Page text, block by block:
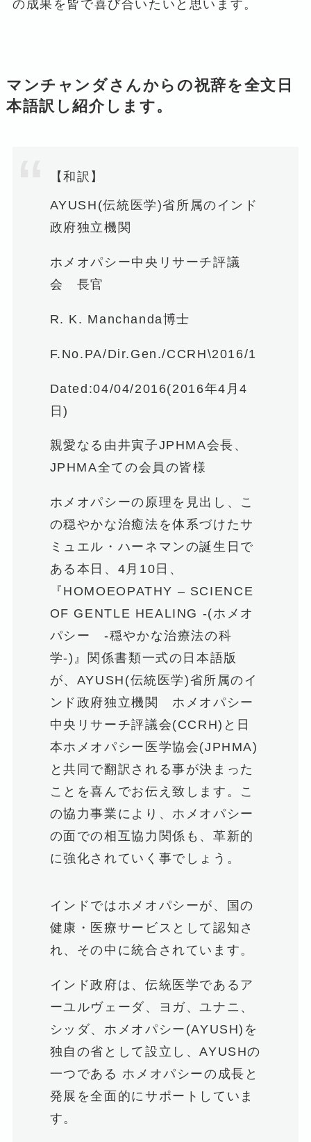
の成果を皆で喜び合いたいと思います。
マンチャンダさんからの祝辞を全文日
本語訳し紹介します。
【和訳】
AYUSH(伝統医学)省所属のインド
政府独立機関
ホメオパシー中央リサーチ評議
会 長官
R. K. Manchanda博士
F.No.PA/Dir.Gen./CCRH\2016/1
Dated:04/04/2016(2016年4月4
日)
親愛なる由井寅子JPHMA会長、
JPHMA全ての会員の皆様
ホメオパシーの原理を見出し、こ
の穏やかな治癒法を体系づけたサ
ミュエル・ハーネマンの誕生日で
ある本日、4月10日、
『HOMOEOPATHY – SCIENCE
OF GENTLE HEALING -(ホメオ
パシー -穏やかな治療法の科
学-)』関係書類一式の日本語版
が、AYUSH(伝統医学)省所属のイ
ンド政府独立機関 ホメオパシー
中央リサーチ評議会(CCRH)と日
本ホメオパシー医学協会(JPHMA)
と共同で翻訳される事が決まった
ことを喜んでお伝え致します。こ
の協力事業により、ホメオパシー
の面での相互協力関係も、革新的
に強化されていく事でしょう。
インドではホメオパシーが、国の
健康・医療サービスとして認知さ
れ、その中に統合されています。
インド政府は、伝統医学であるア
ーユルヴェーダ、ヨガ、ユナニ、
シッダ、ホメオパシー(AYUSH)を
独自の省として設立し、AYUSHの
一つである ホメオパシーの成長と
発展を全面的にサポートしていま
す。